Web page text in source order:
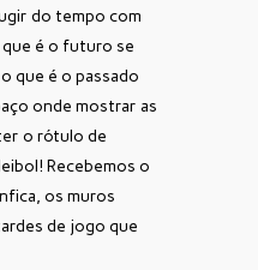
do tempo com
que é o futuro se
que é o passado
onde mostrar as
o rótulo de
Recebemos o
os muros
de jogo que